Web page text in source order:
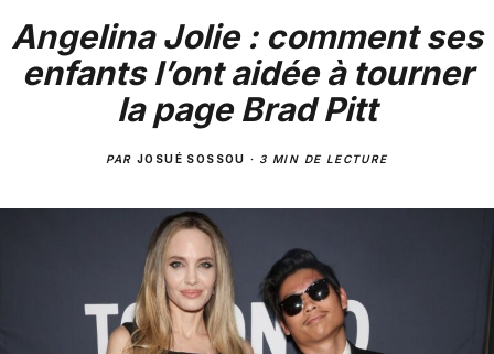
Angelina Jolie : comment ses
enfants l’ont aidée à tourner
la page Brad Pitt
PARJOSUÉ SOSSOU · 3 MIN DE LECTURE